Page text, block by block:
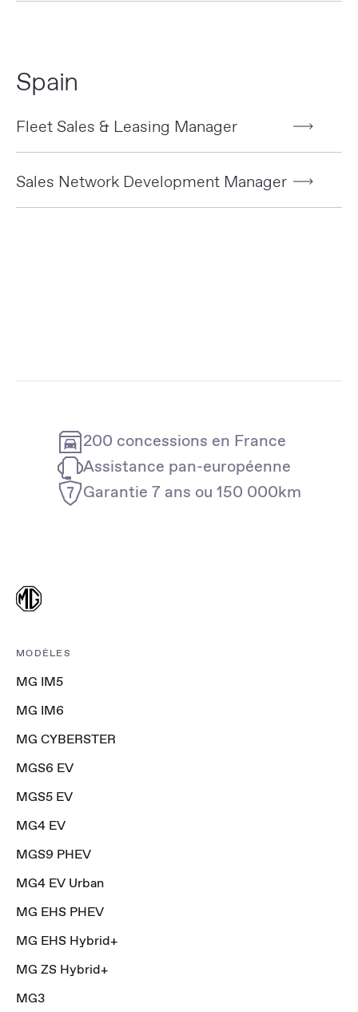
Spain
Fleet Sales & Leasing Manager
Sales Network Development Manager
200 concessions en France
Assistance pan-européenne
Garantie 7 ans ou 150 000km
MODÈLES
MG IM5
MG IM6
MG CYBERSTER
MGS6 EV
MGS5 EV
MG4 EV
MGS9 PHEV
MG4 EV Urban
MG EHS PHEV
MG EHS Hybrid+
MG ZS Hybrid+
MG3